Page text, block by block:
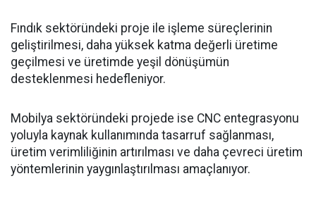
Fındık sektöründeki proje ile işleme süreçlerinin
geliştirilmesi, daha yüksek katma değerli üretime
geçilmesi ve üretimde yeşil dönüşümün
desteklenmesi hedefleniyor.
Mobilya sektöründeki projede ise CNC entegrasyonu
yoluyla kaynak kullanımında tasarruf sağlanması,
üretim verimliliğinin artırılması ve daha çevreci üretim
yöntemlerinin yaygınlaştırılması amaçlanıyor.